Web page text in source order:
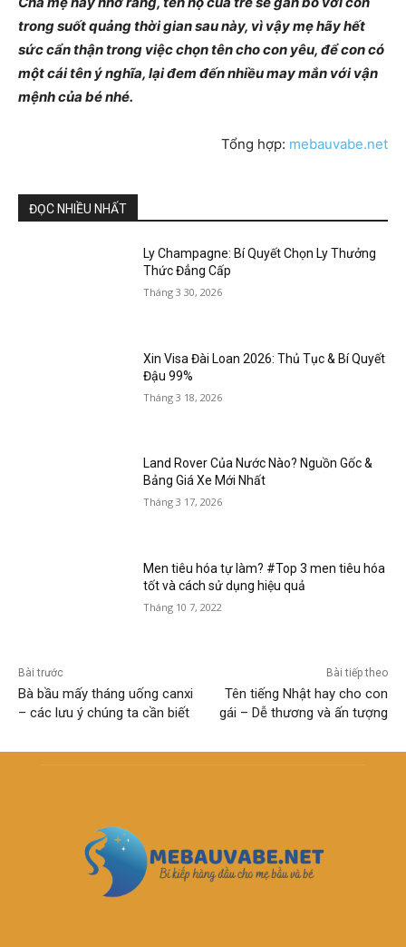
trong suốt quảng thời gian sau này, vì vậy mẹ hãy hết
sức cẩn thận trong việc chọn tên cho con yêu, để con có
một cái tên ý nghĩa, lại đem đến nhiều may mắn với vận
mệnh của bé nhé.
Tổng hợp: mebauvabe.net
ĐỌC NHIỀU NHẤT
Ly Champagne: Bí Quyết Chọn Ly Thưởng
Thức Đẳng Cấp
Tháng 3 30, 2026
Xin Visa Đài Loan 2026: Thủ Tục & Bí Quyết
Đậu 99%
Tháng 3 18, 2026
Land Rover Của Nước Nào? Nguồn Gốc &
Bảng Giá Xe Mới Nhất
Tháng 3 17, 2026
Men tiêu hóa tự làm? #Top 3 men tiêu hóa
tốt và cách sử dụng hiệu quả
Tháng 10 7, 2022
Bài trước
Bà bầu mấy tháng uống canxi
– các lưu ý chúng ta cần biết
Bài tiếp theo
Tên tiếng Nhật hay cho con
gái – Dễ thương và ấn tượng